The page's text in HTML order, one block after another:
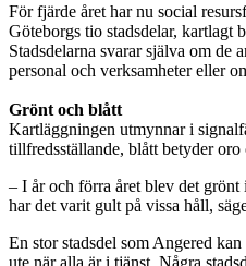
För fjärde året har nu social
Göteborgs tio stadsdelar, kartlagt
Stadsdelarna svarar själva om de
personal och verksamheter eller
Grönt och blått
Kartläggningen utmynnar i
tillfredsställande, blått betyder
– I år och förra året blev det grönt
har det varit gult på vissa håll,
En stor stadsdel som Angered
ute när alla är i tjänst. Några